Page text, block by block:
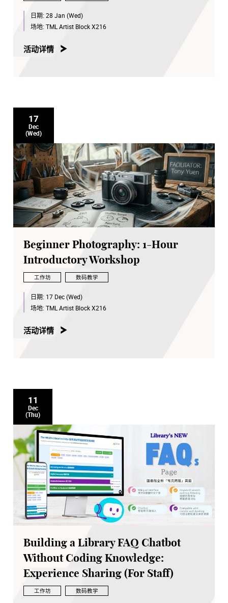
日期: 28 Jan (Wed)
场地: TML Artist Block X216
活动详情
17
Dec
(Wed)
Beginner Photography: 1-Hour
Introductory Workshop
工作坊 数码教学
日期: 17 Dec (Wed)
场地: TML Artist Block X216
活动详情
11
Dec
(Thu)
Building a Library FAQ Chatbot
Without Coding Knowledge:
Experience Sharing (For Staff)
工作坊 数码教学